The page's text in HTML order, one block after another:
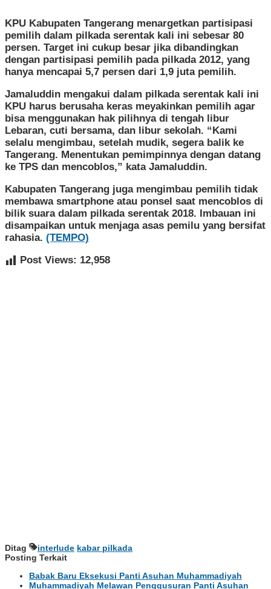
KPU Kabupaten Tangerang menargetkan partisipasi
pemilih dalam pilkada serentak kali ini sebesar 80
persen. Target ini cukup besar jika dibandingkan
dengan partisipasi pemilih pada pilkada 2012, yang
hanya mencapai 5,7 persen dari 1,9 juta pemilih.
Jamaluddin mengakui dalam pilkada serentak kali ini
KPU harus berusaha keras meyakinkan pemilih agar
bisa menggunakan hak pilihnya di tengah libur
Lebaran, cuti bersama, dan libur sekolah. “Kami
selalu mengimbau, setelah mudik, segera balik ke
Tangerang. Menentukan pemimpinnya dengan datang
ke TPS dan mencoblos,” kata Jamaluddin.
Kabupaten Tangerang juga mengimbau pemilih tidak
membawa smartphone atau ponsel saat mencoblos di
bilik suara dalam pilkada serentak 2018. Imbauan ini
disampaikan untuk menjaga asas pemilu yang bersifat
rahasia. (TEMPO)
Post Views: 12,958
Ditag interlude kabar pilkada
Posting Terkait
Babak Baru Eksekusi Panti Asuhan Muhammadiyah
Muhammadiyah Melawan Penggusuran Panti Asuhan